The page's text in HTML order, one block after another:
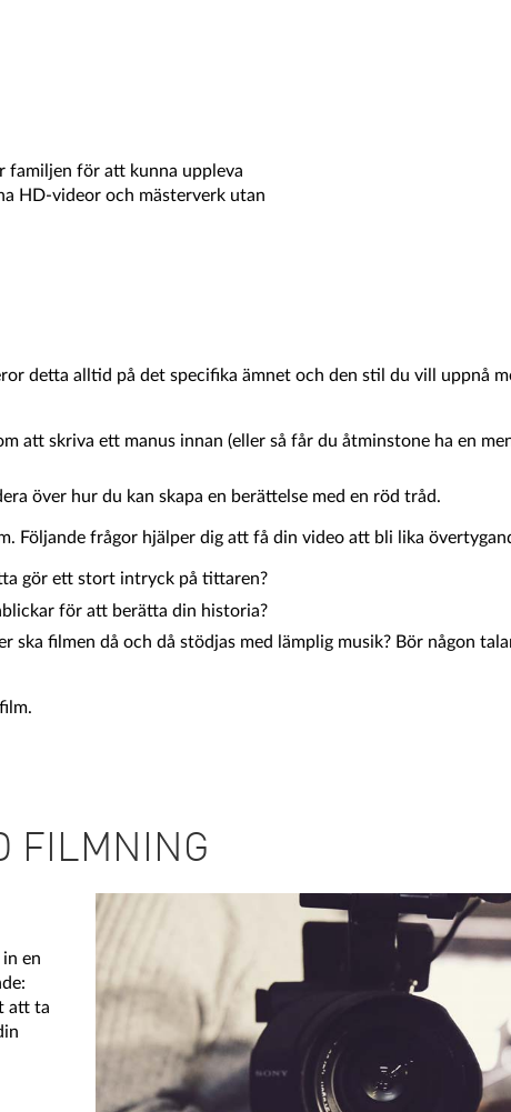
familjen för att kunna uppleva
HD-videor och mästerverk utan
detta alltid på det specifika ämnet och den stil du vill uppnå
att skriva ett manus innan (eller så får du åtminstone ha en
över hur du kan skapa en berättelse med en röd tråd.
Följande frågor hjälper dig att få din video att bli lika
gör ett stort intryck på tittaren?
för att berätta din historia?
filmen då och då stödjas med lämplig musik? Bör någon
FILMNING
en
att ta